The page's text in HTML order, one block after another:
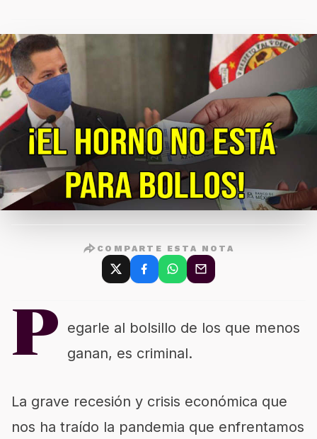
COMPARTE ESTA NOTA
P egarle al bolsillo de los que menos
ganan, es criminal.
La grave recesión y crisis económica que
nos ha traído la pandemia que enfrentamos